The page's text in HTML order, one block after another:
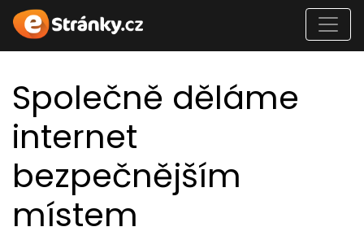
Společně děláme
internet
bezpečnějším
místem